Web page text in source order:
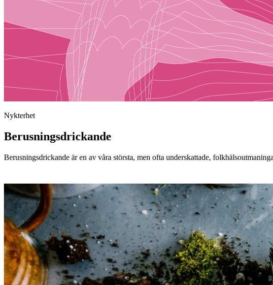
Nykterhet
Berusningsdrickande
Berusningsdrickande är en av våra största, men ofta underskattade,